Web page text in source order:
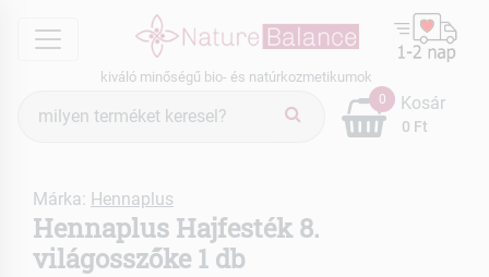
menu
kiváló minőségű bio- és natúrkozmetikumok
keresés
0
0 Ft
Kosár
Márka: Hennaplus
Hennaplus Hajfesték 8.
világosszőke 1 db